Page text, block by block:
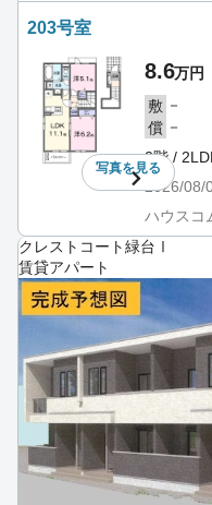
203号室
写真を見る
8.6万円
敷 －
償 －
2階 /
2026/08/
ハウスコ
クレストコート緑台Ⅰ
賃貸アパート